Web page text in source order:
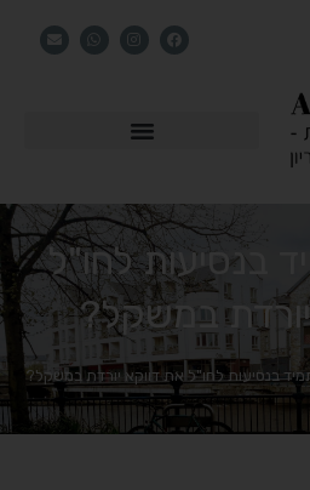
בנסיעות לחו"ל
במשקל?
בנסיעות לחו"ל את דווקא יורדת במשקל?